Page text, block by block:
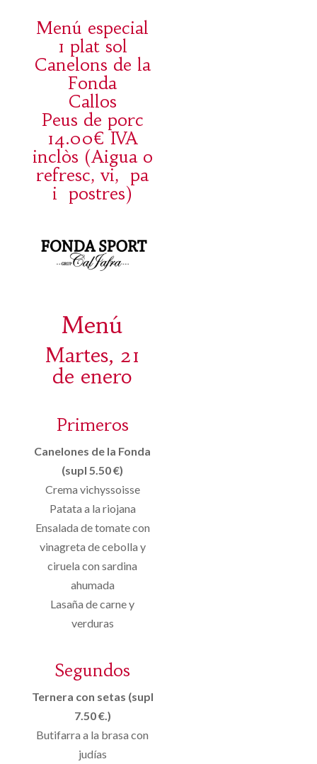
Menú especial
1 plat sol
Canelons de la
Fonda
Callos
Peus de porc
14.00€ IVA
inclòs (Aigua o
refresc, vi, pa
i postres)
Menú
Martes, 21
de enero
Primeros
Canelones de la Fonda
(supl 5.50 €)
Crema vichyssoisse
Patata a la riojana
Ensalada de tomate con
vinagreta de cebolla y
ciruela con sardina
ahumada
Lasaña de carne y
verduras
Segundos
Ternera con setas (supl
7.50 €.)
Butifarra a la brasa con
judías